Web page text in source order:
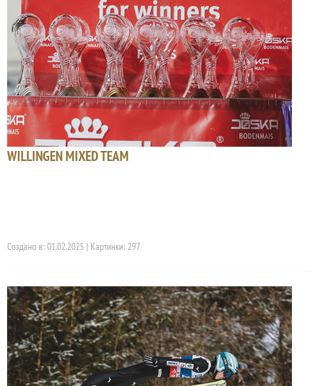
WILLINGEN MIXED TEAM
Создано в: 01.02.2025 | Картинки: 297